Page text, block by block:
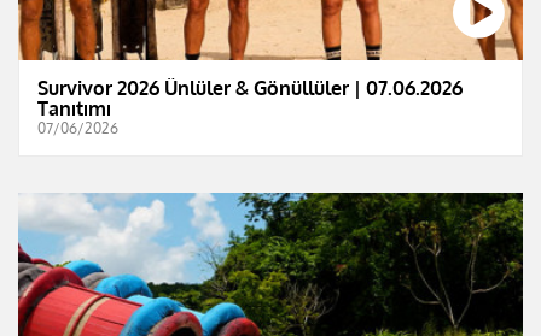
Survivor 2026 Ünlüler & Gönüllüler | 07.06.2026
Tanıtımı
07/06/2026